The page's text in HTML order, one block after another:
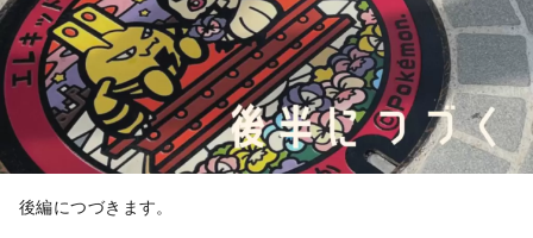
後編につづきます。